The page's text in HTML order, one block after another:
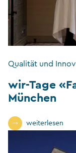
Qualität und
wir-Tage
München
weiterlesen